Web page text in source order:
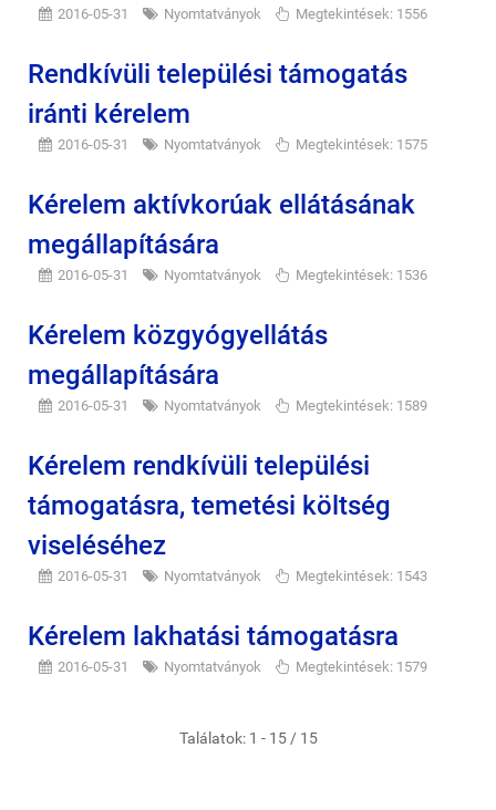
2016-05-31 Nyomtatványok Megtekintések: 1556
Rendkívüli települési támogatás
iránti kérelem
2016-05-31 Nyomtatványok Megtekintések: 1575
Kérelem aktívkorúak ellátásának
megállapítására
2016-05-31 Nyomtatványok Megtekintések: 1536
Kérelem közgyógyellátás
megállapítására
2016-05-31 Nyomtatványok Megtekintések: 1589
Kérelem rendkívüli települési
támogatásra, temetési költség
viseléséhez
2016-05-31 Nyomtatványok Megtekintések: 1543
Kérelem lakhatási támogatásra
2016-05-31 Nyomtatványok Megtekintések: 1579
Találatok: 1 - 15 / 15